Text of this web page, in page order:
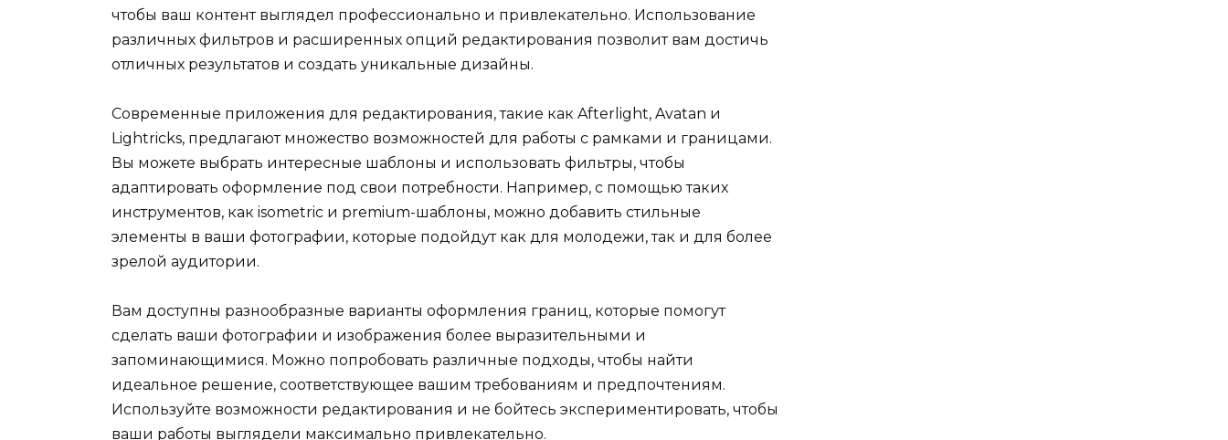
чтобы ваш контент выглядел профессионально и привлекательно. Использование
различных фильтров и расширенных опций редактирования позволит вам достичь
отличных результатов и создать уникальные дизайны.
Современные приложения для редактирования, такие как Afterlight, Avatan и
Lightricks, предлагают множество возможностей для работы с рамками и границами.
Вы можете выбрать интересные шаблоны и использовать фильтры, чтобы
адаптировать оформление под свои потребности. Например, с помощью таких
инструментов, как isometric и premium-шаблоны, можно добавить стильные
элементы в ваши фотографии, которые подойдут как для молодежи, так и для более
зрелой аудитории.
Вам доступны разнообразные варианты оформления границ, которые помогут
сделать ваши фотографии и изображения более выразительными и
запоминающимися. Можно попробовать различные подходы, чтобы найти
идеальное решение, соответствующее вашим требованиям и предпочтениям.
Используйте возможности редактирования и не бойтесь экспериментировать, чтобы
ваши работы выглядели максимально привлекательно.